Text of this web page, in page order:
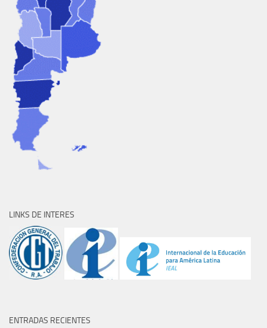
LINKS DE INTERES
ENTRADAS RECIENTES